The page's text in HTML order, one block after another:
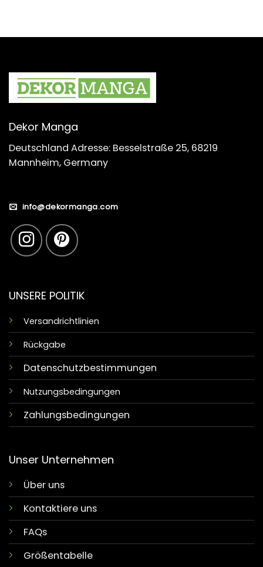
Dekor Manga
Deutschland Adresse: Besselstraße 25, 68219
Mannheim, Germany
info@dekormanga.com
UNSERE POLITIK
Versandrichtlinien
Rückgabe
Datenschutzbestimmungen
Nutzungsbedingungen
Zahlungsbedingungen
Unser Unternehmen
Über uns
Kontaktiere uns
FAQs
Größentabelle